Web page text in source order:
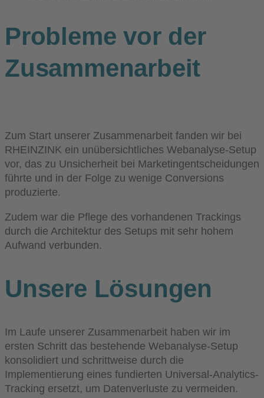
Probleme vor der
Zusammenarbeit
Zum Start unserer Zusammenarbeit fanden wir bei
RHEINZINK ein unübersichtliches Webanalyse-Setup
vor, das zu Unsicherheit bei Marketingentscheidungen
führte und in der Folge zu wenige Conversions
produzierte.
Zudem war die Pflege des vorhandenen Trackings
durch die Architektur des Setups mit sehr hohem
Aufwand verbunden.
Unsere Lösungen
Im Laufe unserer Zusammenarbeit haben wir im
ersten Schritt das bestehende Webanalyse-Setup
konsolidiert und schrittweise durch die
Implementierung eines fundierten Universal-Analytics-
Tracking ersetzt, um Datenverluste zu vermeiden.